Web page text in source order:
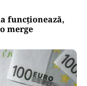
funcționează,
merge